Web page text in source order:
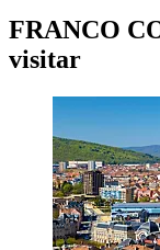
FRANCO
visitar